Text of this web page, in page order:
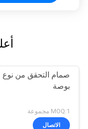
بوصة
MOQ:1 مجموعة
الاتصال